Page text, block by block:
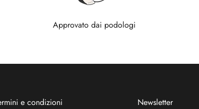
Approvato dai podologi
e condizioni
Newsletter